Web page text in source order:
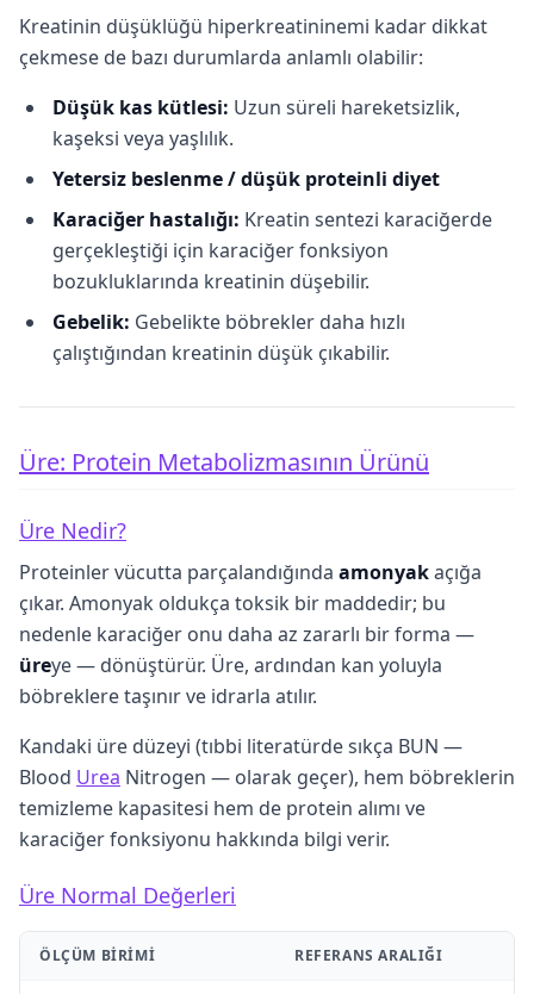
Kreatinin düşüklüğü hiperkreatininemi kadar dikkat
çekmese de bazı durumlarda anlamlı olabilir:
Düşük kas kütlesi: Uzun süreli hareketsizlik,
kaşeksi veya yaşlılık.
Yetersiz beslenme / düşük proteinli diyet
Karaciğer hastalığı: Kreatin sentezi karaciğerde
gerçekleştiği için karaciğer fonksiyon
bozukluklarında kreatinin düşebilir.
Gebelik: Gebelikte böbrekler daha hızlı
çalıştığından kreatinin düşük çıkabilir.
Üre: Protein Metabolizmasının Ürünü
Üre Nedir?
Proteinler vücutta parçalandığında amonyakaçığa
çıkar. Amonyak oldukça toksik bir maddedir; bu
nedenle karaciğer onu daha az zararlı bir forma —
üreye — dönüştürür. Üre, ardından kan yoluyla
böbreklere taşınır ve idrarla atılır.
Kandaki üre düzeyi (tıbbi literatürde sıkça BUN —
Blood Urea Nitrogen — olarak geçer), hem böbreklerin
temizleme kapasitesi hem de protein alımı ve
karaciğer fonksiyonu hakkında bilgi verir.
Üre Normal Değerleri
ÖLÇÜM BIRIMI REFERANS ARALIĞI